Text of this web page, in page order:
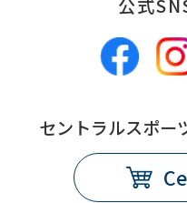
公式
セントラルスポー